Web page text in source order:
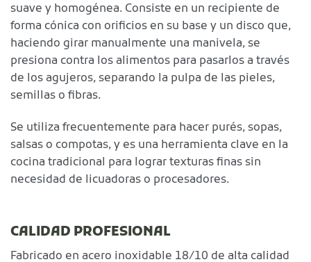
suave y homogénea. Consiste en un recipiente de
forma cónica con orificios en su base y un disco que,
haciendo girar manualmente una manivela, se
presiona contra los alimentos para pasarlos a través
de los agujeros, separando la pulpa de las pieles,
semillas o fibras.
Se utiliza frecuentemente para hacer purés, sopas,
salsas o compotas, y es una herramienta clave en la
cocina tradicional para lograr texturas finas sin
necesidad de licuadoras o procesadores.
CALIDAD PROFESIONAL
Fabricado en acero inoxidable 18/10 de alta calidad